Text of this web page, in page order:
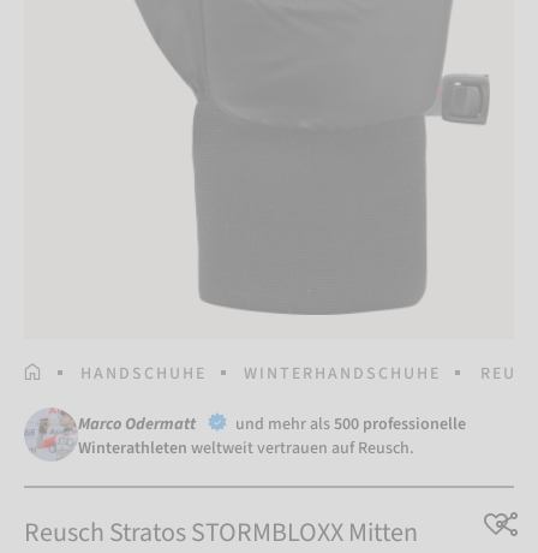
STARTSEITEHANDSCHUHE WINTERHANDSCHUHE
Marco Odermatt und mehr als500 professionelle
Winterathleten weltweit vertrauen auf Reusch.
Reusch Stratos STORMBLOXX Mitten